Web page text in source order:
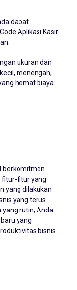
dapat
Aplikasi Kasir
ukuran dan
menengah,
hemat biaya
berkomitmen
fitur-fitur yang
yang dilakukan
yang terus
yang rutin, Anda
yang
bisnis